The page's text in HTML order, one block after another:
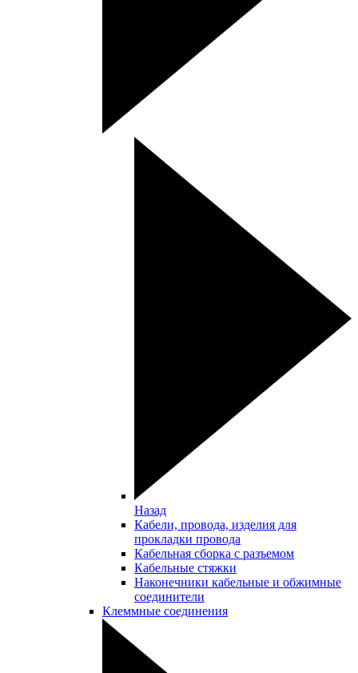
Назад
Кабели, провода, изделия для
прокладки провода
Кабельная сборка с разъемом
Кабельные стяжки
Наконечники кабельные и обжимные
соединители
Клеммные соединения